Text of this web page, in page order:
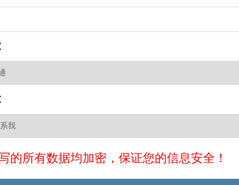
的所有数据均加密，保证您的信息安全！